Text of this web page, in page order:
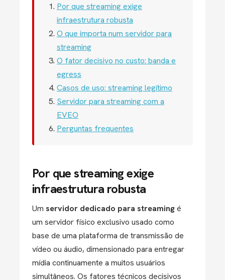
Por que streaming exige
infraestrutura robusta
O que importa num servidor para
streaming
O fator decisivo no custo: banda e
egress
Casos de uso: streaming legítimo
Servidor para streaming com a
EVEO
Perguntas frequentes
Por que streaming exige
infraestrutura robusta
Um servidor dedicado para streamingé
um servidor físico exclusivo usado como
base de uma plataforma de transmissão de
vídeo ou áudio, dimensionado para entregar
mídia continuamente a muitos usuários
simultâneos. Os fatores técnicos decisivos